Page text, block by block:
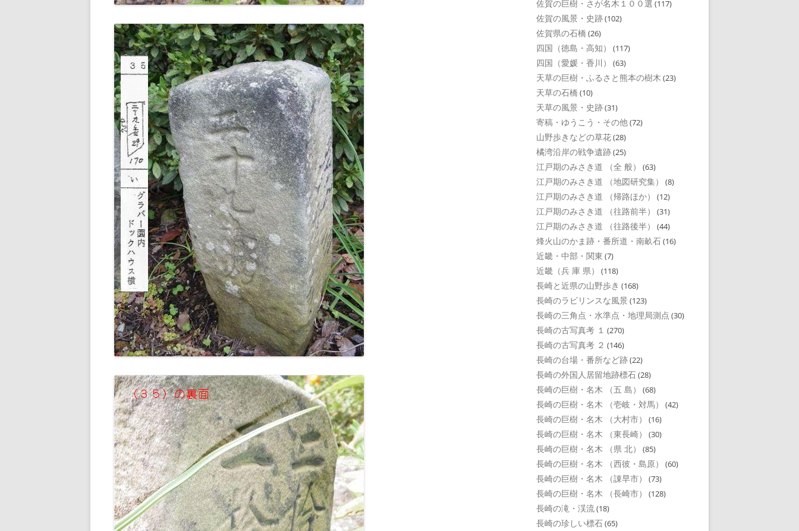
佐賀の巨樹・さが名木１００選 (117)
佐賀の風景・史跡(102)
佐賀県の石橋 (26)
四国（徳島・高知） (117)
四国（愛媛・香川） (63)
天草の巨樹・ふるさと熊本の樹木 (23)
天草の石橋 (10)
天草の風景・史跡(31)
寄稿・ゆうこう・その他(72)
山野歩きなどの草花(28)
橘湾沿岸の戦争遺跡(25)
江戸期のみさき道 （全 般） (63)
江戸期のみさき道 （地図研究集） (8)
江戸期のみさき道 （帰路ほか） (12)
江戸期のみさき道 （往路前半） (31)
江戸期のみさき道 （往路後半） (44)
烽火山のかま跡・番所道・南畝石(16)
近畿・中部・関東 (7)
近畿（兵 庫 県） (118)
長崎と近県の山野歩き (168)
長崎のラビリンスな風景 (123)
長崎の三角点・水準点・地理局測点 (30)
長崎の古写真考 １ (270)
長崎の古写真考 ２ (146)
長崎の台場・番所など跡(22)
長崎の外国人居留地跡標石(28)
長崎の巨樹・名木 （五 島） (68)
長崎の巨樹・名木 （壱岐・対馬） (42)
長崎の巨樹・名木 （大村市） (16)
長崎の巨樹・名木 （東長崎） (30)
長崎の巨樹・名木 （県 北） (85)
長崎の巨樹・名木 （西彼・島原） (60)
長崎の巨樹・名木 （諌早市） (73)
長崎の巨樹・名木 （長崎市） (128)
長崎の滝・渓流(18)
長崎の珍しい標石(65)